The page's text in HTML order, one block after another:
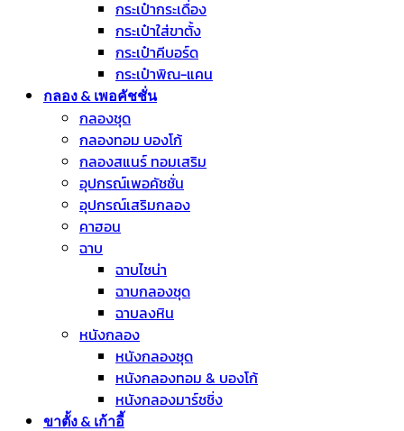
กระเป๋ากระเดื่อง
กระเป๋าใส่ขาตั้ง
กระเป๋าคีบอร์ด
กระเป๋าพิณ-แคน
กลอง & เพอคัชชั่น
กลองชุด
กลองทอม บองโก้
กลองสแนร์ ทอมเสริม
อุปกรณ์เพอคัชชั่น
อุปกรณ์เสริมกลอง
คาฮอน
ฉาบ
ฉาบไชน่า
ฉาบกลองชุด
ฉาบลงหิน
หนังกลอง
หนังกลองชุด
หนังกลองทอม & บองโก้
หนังกลองมาร์ชชิ่ง
ขาตั้ง & เก้าอี้